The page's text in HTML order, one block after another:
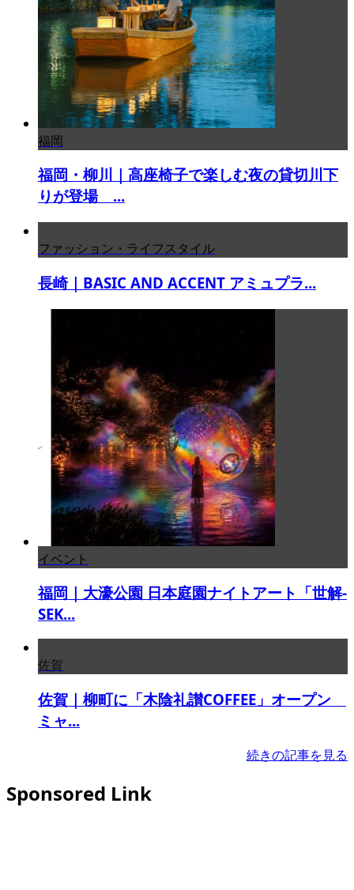
福岡
福岡・柳川｜高座椅子で楽しむ夜の貸切川下
りが登場 ...
ファッション・ライフスタイル
長崎｜BASIC AND ACCENT アミュプラ...
イベント
福岡｜大濠公園 日本庭園ナイトアート「世解-
SEK...
佐賀
佐賀｜柳町に「木陰礼讃COFFEE」オープン
ミャ...
続きの記事を見る
Sponsored Link